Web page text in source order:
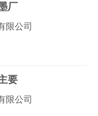
厂
限公司
要
限公司